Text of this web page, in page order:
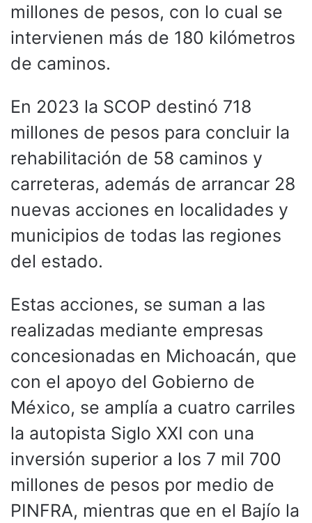
millones de pesos, con lo cual se
intervienen más de 180 kilómetros
de caminos.
En 2023 la SCOP destinó 718
millones de pesos para concluir la
rehabilitación de 58 caminos y
carreteras, además de arrancar 28
nuevas acciones en localidades y
municipios de todas las regiones
del estado.
Estas acciones, se suman a las
realizadas mediante empresas
concesionadas en Michoacán, que
con el apoyo del Gobierno de
México, se amplía a cuatro carriles
la autopista Siglo XXI con una
inversión superior a los 7 mil 700
millones de pesos por medio de
PINFRA, mientras que en el Bajío la